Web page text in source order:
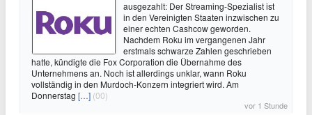
ausgezahlt: Der Streaming-Spezialist ist
in den Vereinigten Staaten inzwischen zu
einer echten Cashcow geworden.
Nachdem Roku im vergangenen Jahr
erstmals schwarze Zahlen geschrieben
hatte, kündigte die Fox Corporation die Übernahme des
Unternehmens an. Noch ist allerdings unklar, wann Roku
vollständig in den Murdoch-Konzern integriert wird. Am
Donnerstag […] (00)
vor 1 Stunde